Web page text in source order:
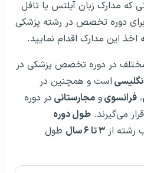
که مدارک زبان آیلتس یا تافل
برای دوره تخصص در رشته پزشکی
این مدارک اقدام نمایید.
در دوره تخصص پزشکی در
است و همچنین در
، فرانسویو مجارستانی در دوره
می‌گیرند. طول دوره
رشته از ۳ تا ۶ سال
طول